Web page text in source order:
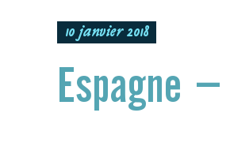
10 janvier 2018
Espagne